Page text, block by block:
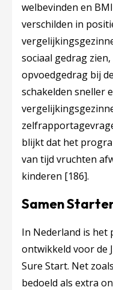
welbevinden en
verschilden in
sociaal gedrag
opvoedgedrag bij
schakelden sneller
blijkt dat het
van tijd vruchten
kinderen [186].
Samen
In Nederland is het
ontwikkeld voor de
Sure Start. Net
bedoeld als extra